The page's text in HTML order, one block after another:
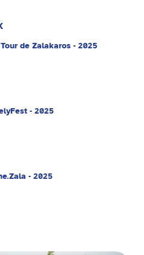
de Zalakaros - 2025
- 2025
- 2025